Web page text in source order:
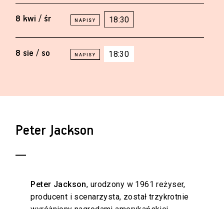
8 kwi / śr 18:30
8 sie / so 18:30
Peter Jackson
Peter Jackson, urodzony w 1961 reżyser,
producent i scenarzysta, został trzykrotnie